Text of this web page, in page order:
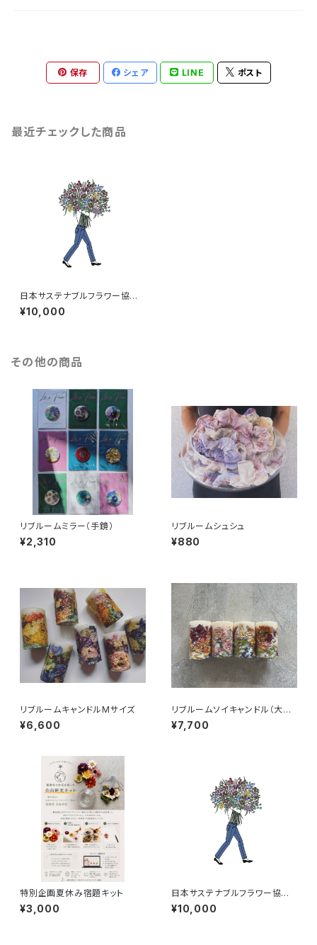
保存 シェア LINE ポスト
最近チェックした商品
日本サステナブルフラワー協会
年会費
¥10,000
その他の商品
リブルームミラー（手鏡）
¥2,310
リブルームシュシュ
¥880
リブルームキャンドルMサイズ
¥6,600
リブルームソイキャンドル（大豆
由来）
¥7,700
特別企画夏休み宿題キット
¥3,000
日本サステナブルフラワー協会
年会費
¥10,000